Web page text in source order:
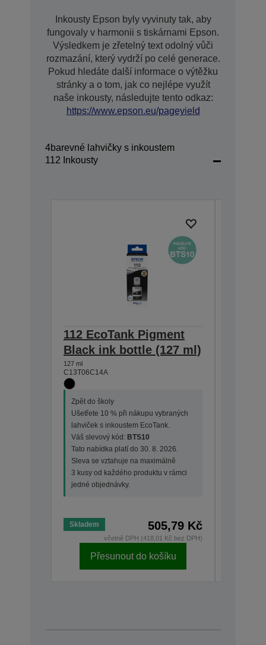
Inkousty Epson byly vyvinuty tak, aby
fungovaly v harmonii s tiskárnami Epson.
Výsledkem je zřetelný text odolný vůči
rozmazání, který vydrží po celé generace.
Pokud hledáte další informace o výtěžku
stránky a o tom, jak co nejlépe využít
naše inkousty, následujte tento odkaz:
https://www.epson.eu/pageyield
4barevné lahvičky s inkoustem
112 Inkousty
112 EcoTank Pigment
Black ink bottle (127 ml)
127 ml
C13T06C14A
Zpět do školy
Ušetřete 10 % při nákupu vybraných
lahviček s inkoustem EcoTank.
Váš slevový kód: BTS10
Tato nabídka platí do 30. 8. 2026.
Sleva se vztahuje na maximálně
3 kusy od každého produktu v rámci
jedné objednávky.
Skladem 505,79 Kč
včetně DPH (418,01 Kč bez DPH)
Přesunout do košíku